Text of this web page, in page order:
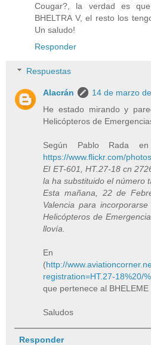
Cougar?, la verdad es
BHELTRA V, el resto los
Un saludo!
Responder
Respuestas
Alacrán
14 de marzo
He estado mirando y
Helicópteros de
Según Pablo Rada
https://www.flickr.com/
El ET-601, HT.27-18 cn
la ha substituido el número
Esta mañana, 22 de
Valencia para
Helicópteros de
llovía.
En
(http://
registration=HT.27-18%20/
que pertenece al
Saludos
Responder